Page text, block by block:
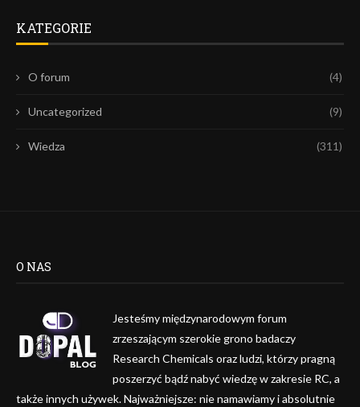
KATEGORIE
O forum (4)
Uncategorized (9)
Wiedza (311)
O NAS
Jesteśmy międzynarodowym forum
zrzeszającym szerokie grono badaczy
Research Chemicals oraz ludzi, którzy pragną
poszerzyć bądź nabyć wiedzę w zakresie RC, a
także innych używek. Najważniejsze: nie namawiamy i absolutnie